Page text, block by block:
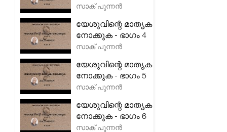
സാക് പുന്നൻ
യേശുവിന്റെ മാതൃക
നോക്കുക - ഭാഗം 4
സാക് പുന്നൻ
യേശുവിന്റെ മാതൃക
നോക്കുക - ഭാഗം 5
സാക് പുന്നൻ
യേശുവിന്റെ മാതൃക
നോക്കുക - ഭാഗം 6
സാക് പുന്നൻ